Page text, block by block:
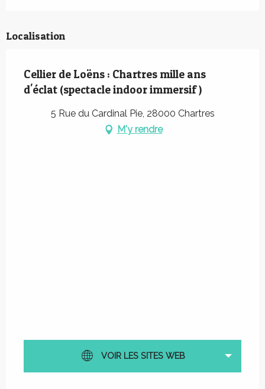
Localisation
Cellier de Loëns : Chartres mille ans
d'éclat (spectacle indoor immersif )
5 Rue du Cardinal Pie, 28000 Chartres
M'y rendre
VOIR LES SITES WEB